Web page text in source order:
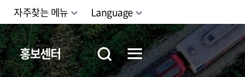
자주찾는 메뉴 Language
홍보센터